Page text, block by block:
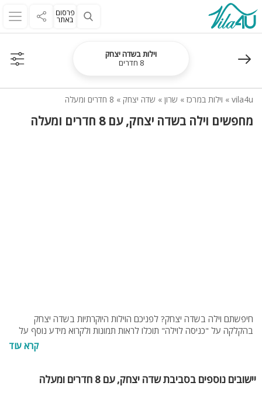
פרסום
באתר
וילות בשדה יצחק
8 חדרים
vila4u
» וילות במרכז » שרון » שדה יצחק » 8 חדרים ומעלה
מחפשים וילה בשדה יצחק, עם 8 חדרים ומעלה
חיפשתם וילה בשדה יצחק? לפניכם הוילות היוקרתיות בשדה יצחק
בהקלקה על "כניסה לוילה" תוכלו לראות תמונות ולקרוא מידע נוסף על
קרא עוד
יישובים נוספים בסביבת שדה יצחק, עם 8 חדרים ומעלה